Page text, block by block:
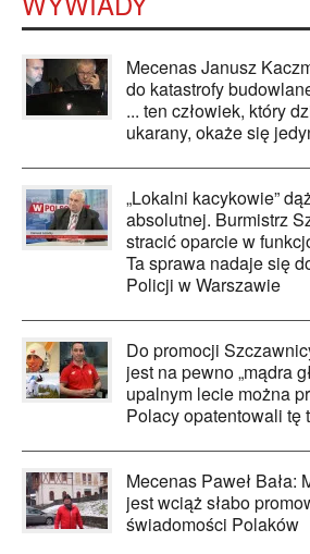
Mecenas Janusz
do katastrofy
... ten człowiek, który
ukarany, okaże się
„Lokalni kacykowie”
absolutnej. Burmistrz
stracić oparcie w
Ta sprawa nadaje się
Policji w Warszawie
Do promocji
jest na pewno „mądra
upalnym lecie można
Polacy opatentowali tę
Mecenas Paweł Bała:
jest wciąż słabo
świadomości Polaków